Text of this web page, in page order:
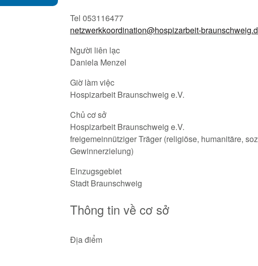
Tel 053116477
netzwerkkoordination@hospizarbeit-
Người liên lạc
Daniela Menzel
Giờ làm việc
Hospizarbeit Braunschweig e.V.
Chủ cơ sở
Hospizarbeit Braunschweig e.V.
freigemeinnütziger Träger (religiöse, humanitäre,
Gewinnerzielung)
Einzugsgebiet
Stadt Braunschweig
Thông tin về cơ sở
Địa điểm